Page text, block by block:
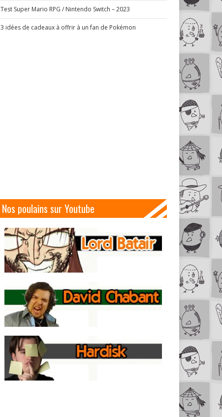
Test Super Mario RPG / Nintendo Switch – 2023
3 idées de cadeaux à offrir à un fan de Pokémon
Nos poulains sur Youtube